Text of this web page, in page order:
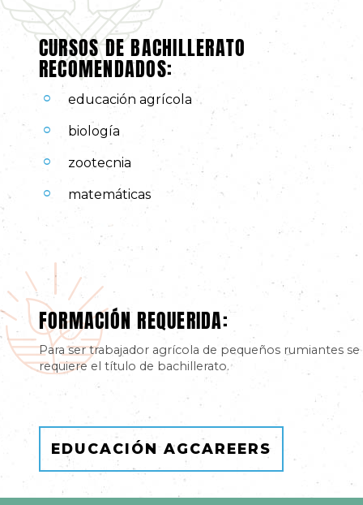
CURSOS DE BACHILLERATO
RECOMENDADOS:
educación agrícola
biología
zootecnia
matemáticas
FORMACIÓN REQUERIDA:
Para ser trabajador agrícola de pequeños rumiantes se
requiere el título de bachillerato.
EDUCACIÓN AGCAREERS